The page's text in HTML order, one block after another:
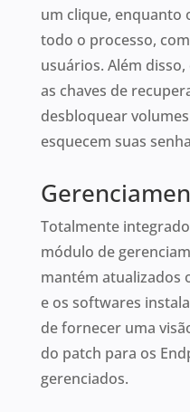
um clique, enquanto
todo o processo,
usuários. Além
as chaves de
desbloquear
esquecem suas
Totalmente
módulo de
mantém atualizados
e os softwares
de fornecer uma
do patch para os
gerenciados.